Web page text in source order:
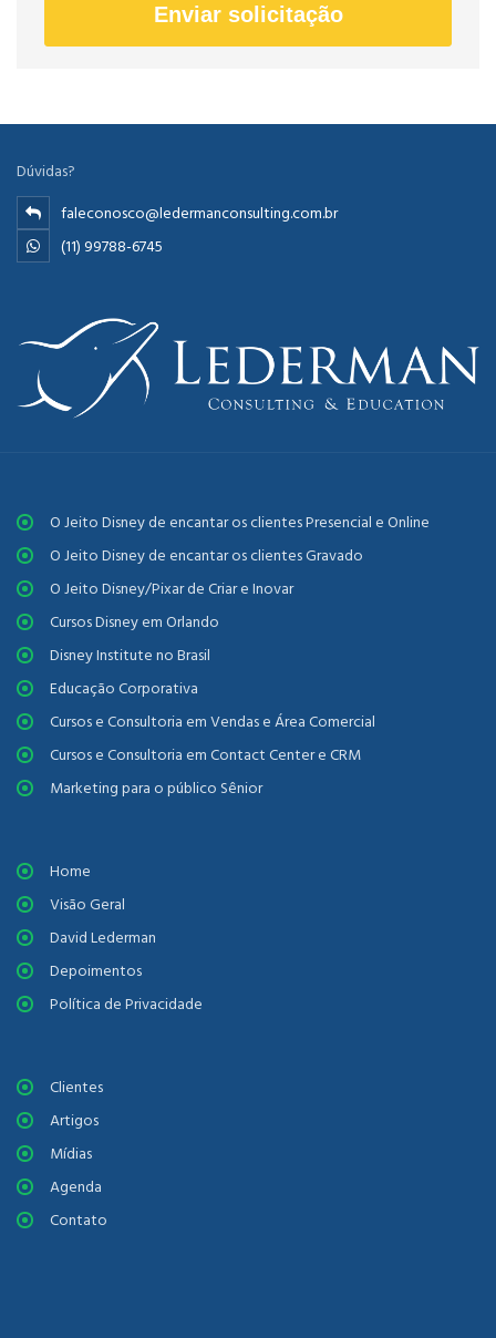
Enviar solicitação
Dúvidas?
faleconosco@ledermanconsulting.com.br
(11) 99788-6745
O Jeito Disney de encantar os clientes Presencial e Online
O Jeito Disney de encantar os clientes Gravado
O Jeito Disney/Pixar de Criar e Inovar
Cursos Disney em Orlando
Disney Institute no Brasil
Educação Corporativa
Cursos e Consultoria em Vendas e Área Comercial
Cursos e Consultoria em Contact Center e CRM
Marketing para o público Sênior
Home
Visão Geral
David Lederman
Depoimentos
Política de Privacidade
Clientes
Artigos
Mídias
Agenda
Contato